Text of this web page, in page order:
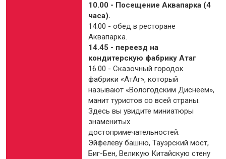
10.00 - Посещение Аквапарка (4
часа).
14.00 - обед в ресторане
Аквапарка.
14.45 - переезд на
кондитерскую фабрику Атаг
16.00 - Сказочный городок
фабрики «АтАг», который
называют «Вологодским Диснеем»,
манит туристов со всей страны.
Здесь вы увидите миниатюры
знаменитых
достопримечательностей:
Эйфелеву башню, Тауэрский мост,
Биг-Бен, Великую Китайскую стену